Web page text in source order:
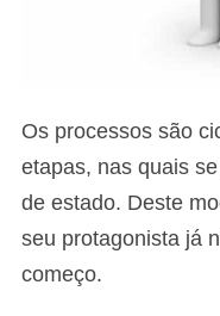
Os processos são
etapas, nas quais
de estado. Deste
seu protagonista já
começo.